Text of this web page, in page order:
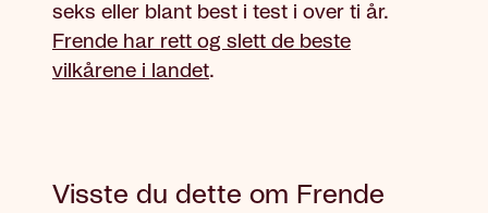
seks eller blant best i test i over ti år.
Frende har rett og slett de beste
vilkårene i landet.
Visste du dette om Frende